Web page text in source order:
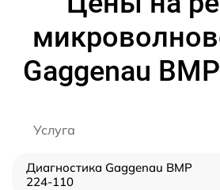
Gaggenau
Услуга
Диагностика Gaggenau BMP
224-110